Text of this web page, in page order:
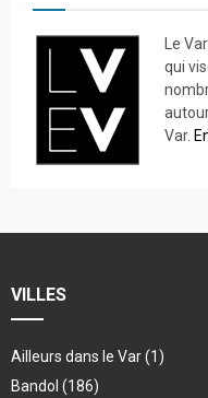
Le
qui
Var.
VILLES
Ailleurs dans le Var(1)
Bandol (186)